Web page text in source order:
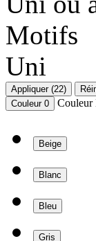
Motifs
Uni
Appliquer (22)
Couleur 0 Couleur
Beige
Blanc
Bleu
Gris